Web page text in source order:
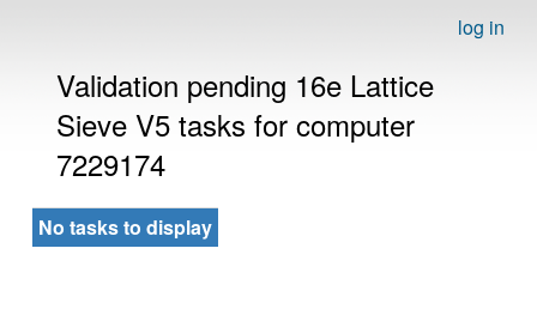
log in
Validation pending 16e Lattice
Sieve V5 tasks for computer
7229174
No tasks to display